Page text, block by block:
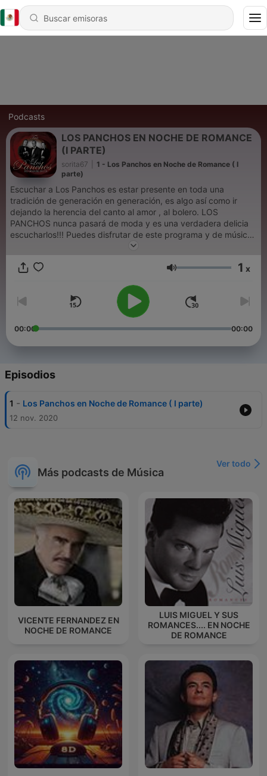
Podcasts
LOS PANCHOS EN NOCHE DE ROMANCE
(I PARTE)
sorita67
1 - Los Panchos en Noche de Romance ( I
parte)
Escuchar a Los Panchos es estar presente en toda una
tradición de generación en generación, es algo así como ir
dejando la herencia del canto al amor , al bolero. LOS
PANCHOS nunca pasará de moda y es una verdadera delicia
escucharlos!!! Puedes disfrutar de este programa y de música
tì The radio That is for you
Volumen 1 x
00:00 00:00
Episodios
1 - Los Panchos en Noche de Romance ( I parte)
12 nov. 2020
Más podcasts de Música
Ver todo
VICENTE FERNANDEZ EN
NOCHE DE ROMANCE
LUIS MIGUEL Y SUS
ROMANCES.... EN NOCHE
DE ROMANCE